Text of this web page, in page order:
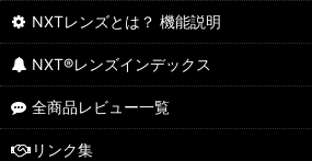
スプライス
スプリットジャケット／ウィンドジャケット
トゥエンティXX
NXTレンズとは？ 機能説明
NXT®レンズインデックス
全商品レビュー一覧
リンク集